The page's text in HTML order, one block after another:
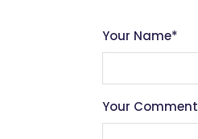
Your Name*
Your Comment